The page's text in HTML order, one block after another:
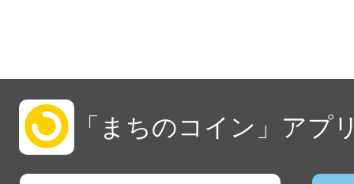
「まちのコイン」アプ